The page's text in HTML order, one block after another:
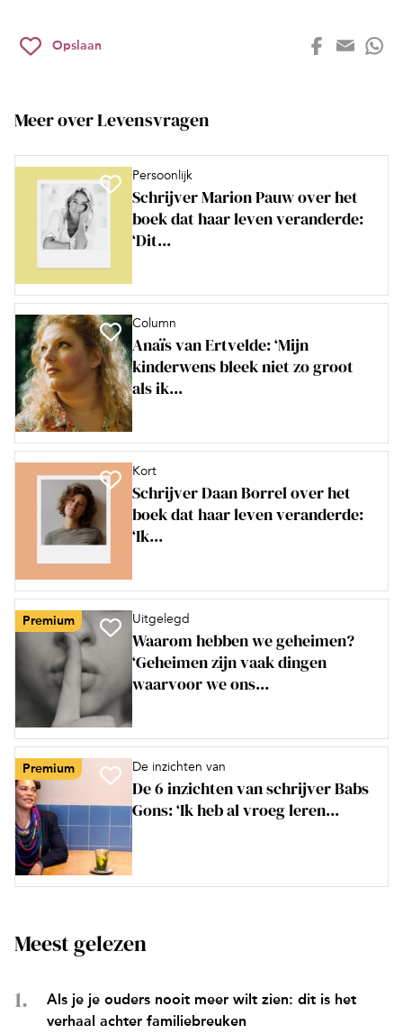
Opslaan
Meer over Levensvragen
Persoonlijk
Schrijver Marion Pauw over het
boek dat haar leven veranderde:
‘Dit...
Column
Anaïs van Ertvelde: ‘Mijn
kinderwens bleek niet zo groot
als ik...
Kort
Schrijver Daan Borrel over het
boek dat haar leven veranderde:
‘Ik...
Premium Uitgelegd
Waarom hebben we geheimen?
‘Geheimen zijn vaak dingen
waarvoor we ons...
Premium De inzichten van
De 6 inzichten van schrijver Babs
Gons: ‘Ik heb al vroeg leren...
Meest gelezen
Als je je ouders nooit meer wilt zien: dit is het
verhaal achter familiebreuken